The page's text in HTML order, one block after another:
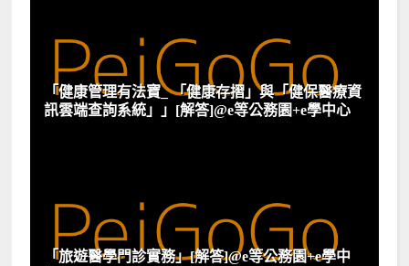
「健康管理有法寶_ 「健康存摺」與「健保醫療資
訊雲端查詢系統」」[解答]@e等公務園+e學中心
「旅遊醫學門診實務」[解答]@e等公務園+e學中